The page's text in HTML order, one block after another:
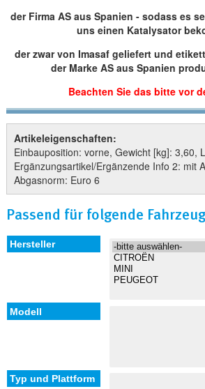
der Firma AS aus Spanien - sodass es
uns einen Katalysator
der zwar von Imasaf geliefert und
der Marke AS aus Spanien
Beachten Sie das bitte vor
Artikeleigenschaften:
Einbauposition: vorne, Gewicht [kg]: 3,60,
Ergänzungsartikel/Ergänzende Info 2: mit
Abgasnorm: Euro 6
Passend für folgende